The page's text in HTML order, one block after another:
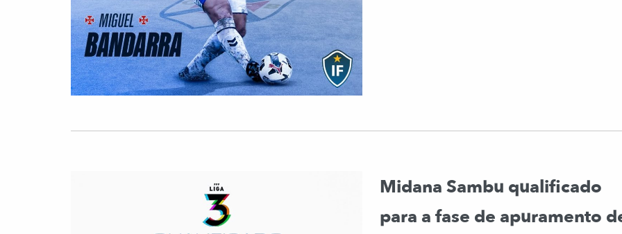
Midana Sambu qualificado
para a fase de apuramento